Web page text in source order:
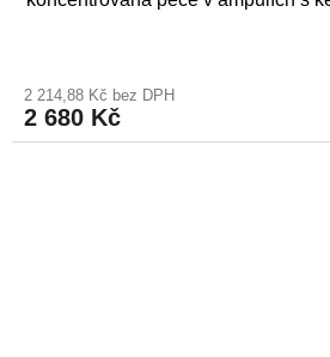
2 214,88 Kč bez DPH
2 680 Kč